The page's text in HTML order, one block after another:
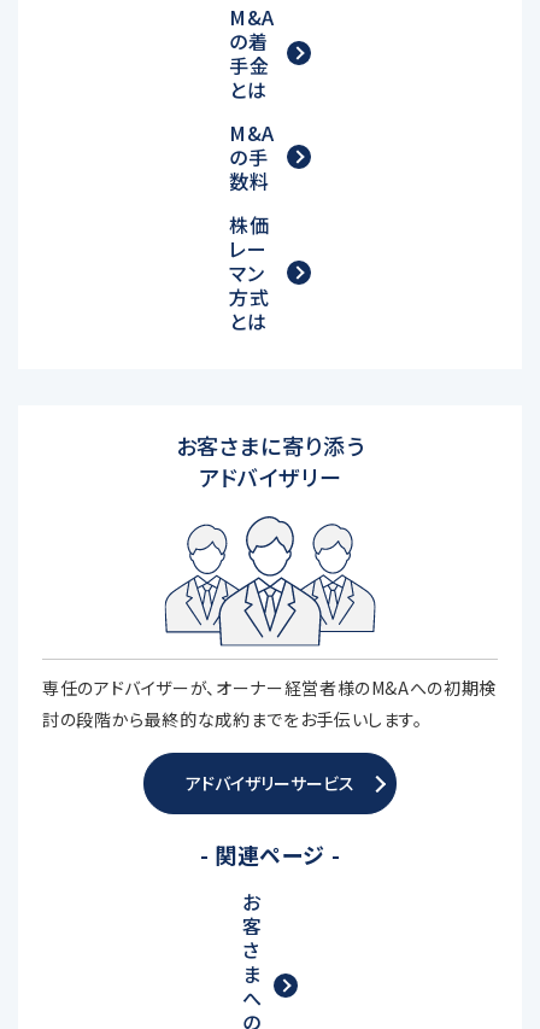
M&A
の着
手金
とは
M&A
の手
数料
株価
レー
マン
方式
とは
お客さまに寄り添う
アドバイザリー
専任のアドバイザーが、オーナー経営者様のM&Aへの初期検
討の段階から最終的な成約までをお手伝いします。
アドバイザリーサービス
- 関連ページ -
お
客
さ
ま
へ
の